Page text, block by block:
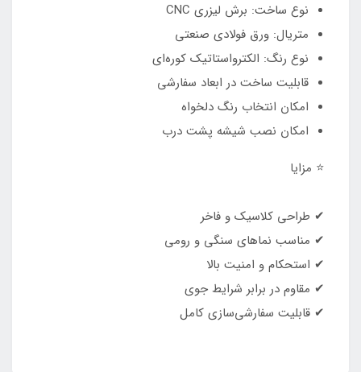
نوع ساخت: برش لیزری CNC
متریال: ورق فولادی صنعتی
نوع رنگ: الکترواستاتیک کوره‌ای
قابلیت ساخت در ابعاد سفارشی
امکان انتخاب رنگ دلخواه
امکان نصب شیشه پشت درب
⭐ مزایا
✔ طراحی کلاسیک و فاخر
✔ مناسب نماهای سنگی و رومی
✔ استحکام و امنیت بالا
✔ مقاوم در برابر شرایط جوی
✔ قابلیت سفارشی‌سازی کامل